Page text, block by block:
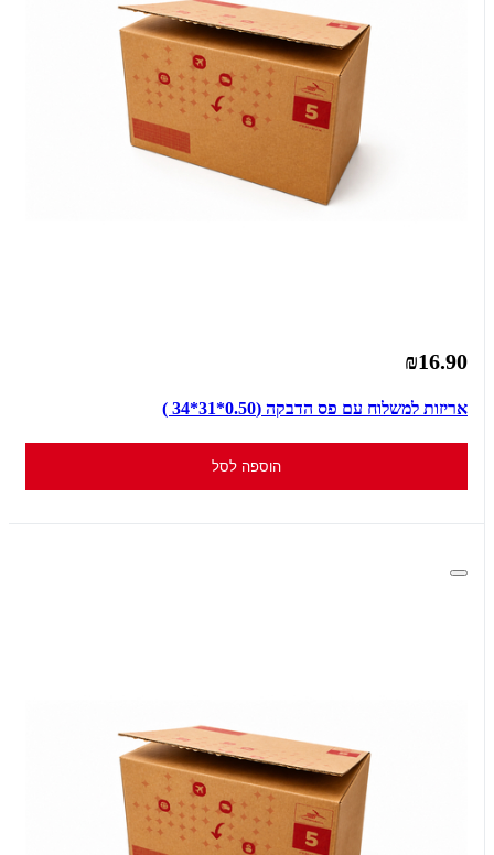
₪16.90
אריזות למשלוח עם פס הדבקה (0.50*31*34 )
הוספה לסל